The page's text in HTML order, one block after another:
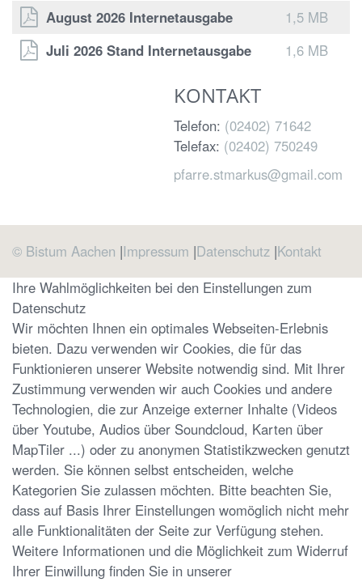
August 2026 Internetausgabe
1,5 MB
Juli 2026 Stand Internetausgabe
1,6 MB
KONTAKT
Telefon: (02402) 71642
Telefax: (02402) 750249
pfarre.stmarkus@gmail.com
© Bistum Aachen Impressum Datenschutz Kontakt
Ihre Wahlmöglichkeiten bei den Einstellungen zum
Datenschutz
Wir möchten Ihnen ein optimales Webseiten-Erlebnis
bieten. Dazu verwenden wir Cookies, die für das
Funktionieren unserer Website notwendig sind. Mit Ihrer
Zustimmung verwenden wir auch Cookies und andere
Technologien, die zur Anzeige externer Inhalte (Videos
über Youtube, Audios über Soundcloud, Karten über
MapTiler ...) oder zu anonymen Statistikzwecken genutzt
werden. Sie können selbst entscheiden, welche
Kategorien Sie zulassen möchten. Bitte beachten Sie,
dass auf Basis Ihrer Einstellungen womöglich nicht mehr
alle Funktionalitäten der Seite zur Verfügung stehen.
Weitere Informationen und die Möglichkeit zum Widerruf
Ihrer Einwillung finden Sie in unserer